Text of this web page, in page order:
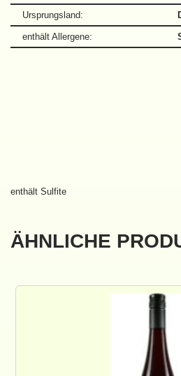
Ursprungsland:
enthält Allergene:
enthält Sulfite
ÄHNLICHE